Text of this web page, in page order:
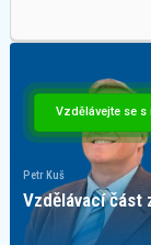
Petr Kuš
Vzdělávací část
Vzdělávejte se s